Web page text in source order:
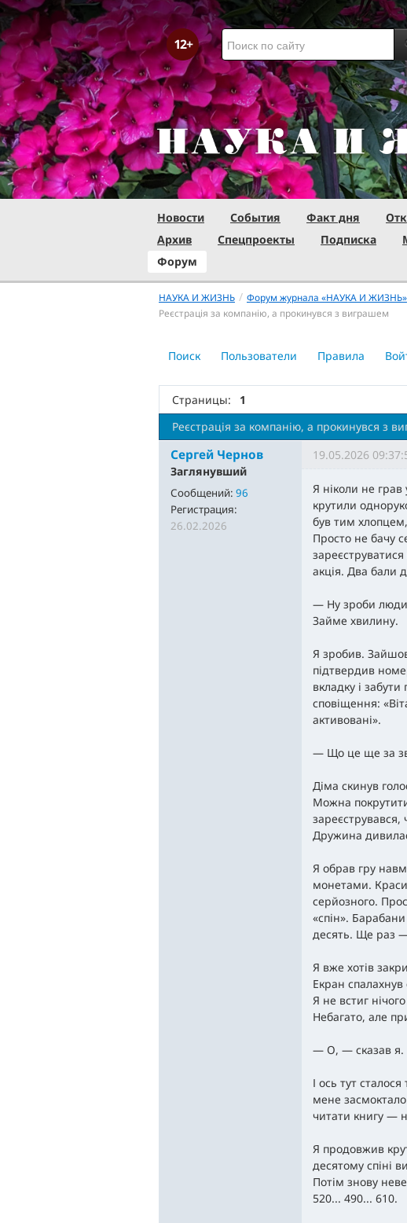
Новости События Факт дня
Архив
Спецпроекты Подписка
Форум
НАУКА И ЖИЗНЬ / Форум журнала «НАУКА И ЖИЗНЬ»
Реєстрація за компанію, а прокинувся з виграшем
Поиск Пользователи Правила
Страницы:
1
Реєстрація за компанію, а прокинувся з
Сергей Чернов
Заглянувший
Сообщений: 96
Регистрация:
26.02.2026
19.05.2026
Я ніколи не
крутили
був тим
Просто не бачу
акція. Два бали
— Ну зроби
Займе хвилину.
Я зробив.
підтвердив
вкладку і
сповіщення:
активовані».
— Що це ще за
Діма скинув
Можна
зареєструвався,
Дружина
Я обрав гру
монетами.
серйозного.
«спін».
десять. Ще раз
Я вже хотів
Екран
Я не встиг
Небагато, але
— О, — сказав
І ось тут
мене
читати книгу —
Я продовжив
десятому спіні
Потім знову
520... 490... 610.